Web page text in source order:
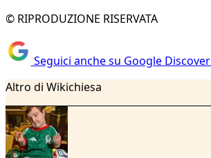
© RIPRODUZIONE RISERVATA
Seguici anche su Google
Altro di Wikichiesa